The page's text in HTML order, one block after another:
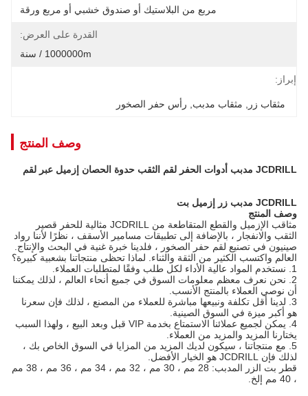
مربع من البلاستيك أو صندوق خشبي أو مربع ورقة
القدرة على العرض:
1000000m / سنة
إبراز:
مثقاب زر , مثقاب مدبب, رأس حفر الصخور
وصف المنتج
JCDRILL مدبب أدوات الحفر لقم الثقب حدوة الحصان إزميل عبر لقم
JCDRILL مدبب زر إزميل بت
وصف المنتج
مثاقب الإزميل والقطع المتقاطعة من JCDRILL مثالية للحفر قصير
الثقب والانفجار ، بالإضافة إلى تطبيقات مسامير الأسقف ، نظرًا لأننا رواد
صينيون في تصنيع لقم حفر الصخور ، فلدينا خبرة غنية في البحث والإنتاج.
العالم واكتسب الكثير من الثقة والثناء. لماذا تحظى منتجاتنا بشعبية كبيرة؟
2. نحن نعرف معظم معلومات السوق في جميع أنحاء العالم ، لذلك يمكننا
أن نوصي العملاء بالمنتج الأنسب.
3. لدينا أقل تكلفة ونبيعها مباشرة للعملاء من المصنع ، لذلك فإن سعرنا
هو أكبر ميزة في السوق الصينية.
4. يمكن لجميع عملائنا الاستمتاع بخدمة VIP قبل وبعد البيع ، ولهذا السبب
يختارنا المزيد والمزيد من العملاء.
5. مع منتجاتنا ، سيكون لديك المزيد من المزايا في السوق الخاص بك ،
لذلك فإن JCDRILL هو الخيار الأفضل.
قطر بت الزر المدبب: 28 مم ، 30 مم ، 32 مم ، 34 مم ، 36 مم ، 38 مم
، 40 مم إلخ.